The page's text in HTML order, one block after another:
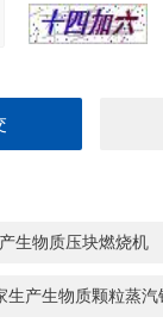
生物质压块燃烧机
生产生物质颗粒蒸汽